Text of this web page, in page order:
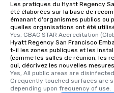
Les pratiques du Hyatt Regency
été élaborées sur la base de
émanant d'organismes publics ou
quelles organisations ont été
Yes, GBAC STAR Accreditation
Hyatt Regency San Francisco
t-il les zones publiques et les
(comme les salles de réunion, les
oui, décrivez les nouvelles
Yes, All public areas are
Grequently touched surfaces are
depending upon frequency of use.